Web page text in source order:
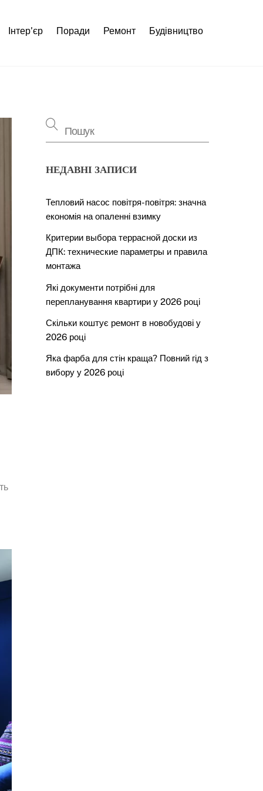
Інтер’єр Поради Ремонт Будівництво
НЕДАВНІ ЗАПИСИ
Тепловий насос повітря-повітря: значна
економія на опаленні взимку
Критерии выбора террасной доски из
ДПК: технические параметры и правила
монтажа
Які документи потрібні для
перепланування квартири у 2026 році
Скільки коштує ремонт в новобудові у
2026 році
Яка фарба для стін краща? Повний гід з
вибору у 2026 році